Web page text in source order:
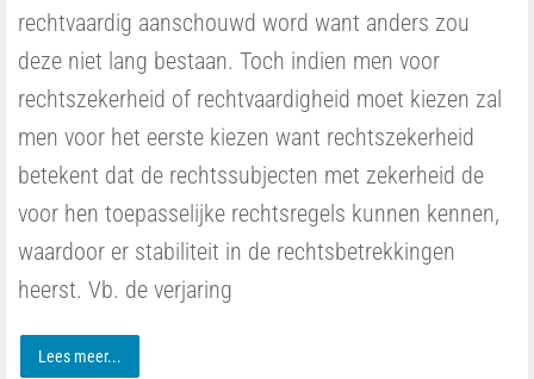
rechtvaardig aanschouwd word want anders zou
deze niet lang bestaan. Toch indien men voor
rechtszekerheid of rechtvaardigheid moet kiezen zal
men voor het eerste kiezen want rechtszekerheid
betekent dat de rechtssubjecten met zekerheid de
voor hen toepasselijke rechtsregels kunnen kennen,
waardoor er stabiliteit in de rechtsbetrekkingen
heerst. Vb. de verjaring
Lees meer...